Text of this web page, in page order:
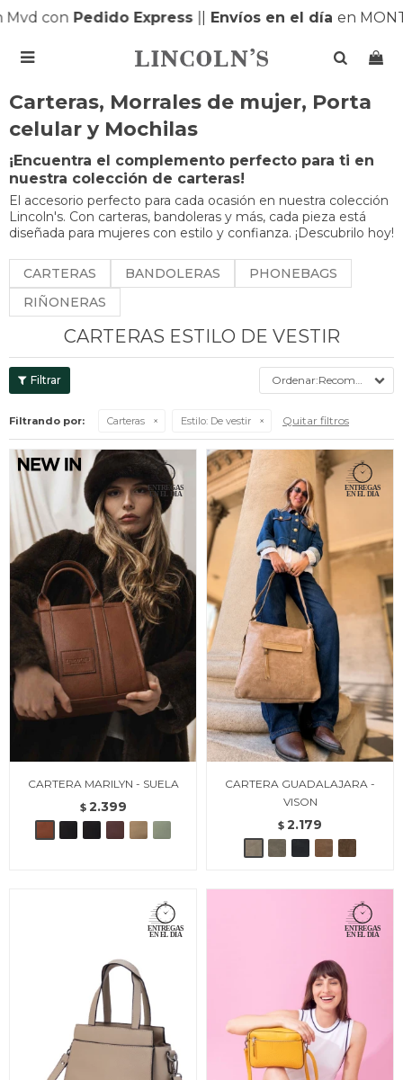
conPedido Express||Envíos en el díaen

Carteras, Morrales de mujer, Porta
celular y Mochilas
¡Encuentra el complemento perfecto para ti en
nuestra colección de carteras!
El accesorio perfecto para cada ocasión en nuestra colección
Lincoln's. Con carteras, bandoleras y más, cada pieza está
diseñada para mujeres con estilo y confianza. ¡Descubrilo hoy!
CARTERAS BANDOLERAS
PHONEBAGS
RIÑONERAS
CARTERAS ESTILO DE VESTIR
Recomendados
Filtrando por: Carteras Estilo: De vestir Quitar filtros
CARTERA MARILYN - SUELA
$ 2.399
CARTERA GUADALAJARA -
VISON
$ 2.179